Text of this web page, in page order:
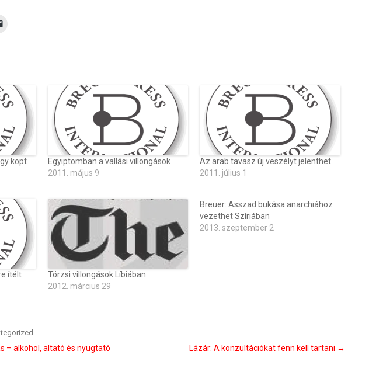
kopt
Egyiptomban a vallási villongások
2011. május 9
Az arab tavasz új veszélyt jelenthet
2011. július 1
ítélt
Törzsi villongások Líbiában
2012. március 29
Breuer: Asszad bukása anarchiához
vezethet Szíriában
2013. szeptember 2
– alkohol, altató és nyugtató
Lázár: A konzultációkat fenn kell tartani →